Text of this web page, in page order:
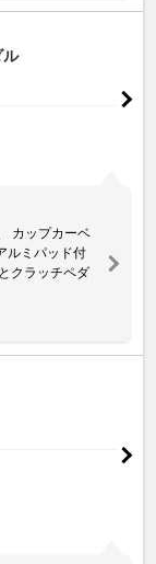
ル
カップカーベ
ルミパッド付
クラッチペダ